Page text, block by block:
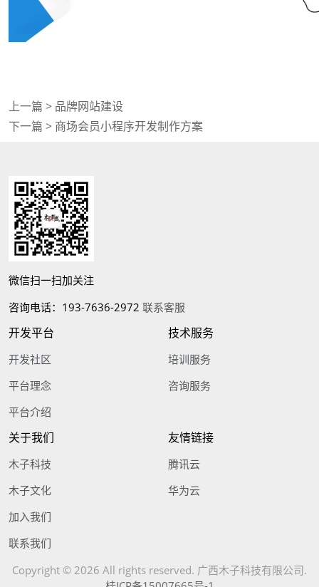
上一篇 > 品牌网站建设
下一篇 > 商场会员小程序开发制作方案
微信扫一扫加关注
咨询电话：193-7636-2972 联系客服
开发平台
开发社区
平台理念
平台介绍
技术服务
培训服务
咨询服务
关于我们
木子科技
木子文化
加入我们
联系我们
友情链接
腾讯云
华为云
Copyright © 2026 All rights reserved. 广西木子科技有限公司.